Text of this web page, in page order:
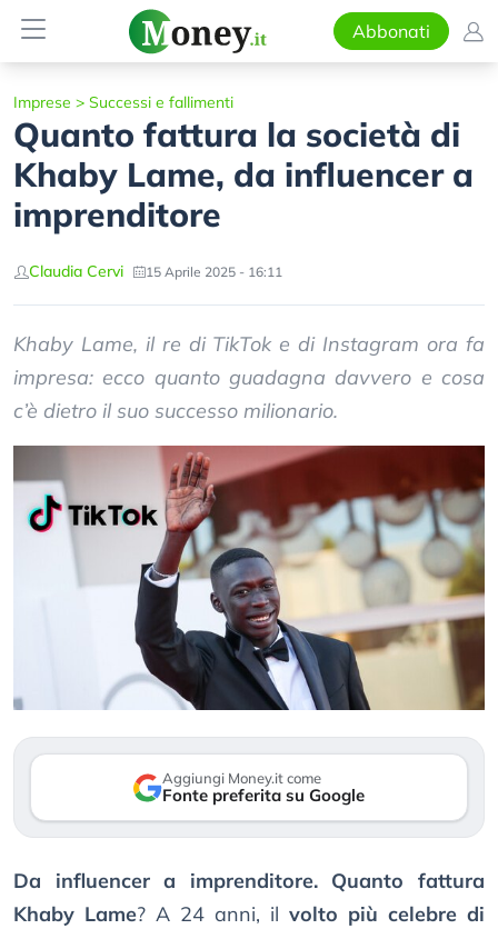
Abbonati
Imprese > Successi e fallimenti
Quanto fattura la società di
Khaby Lame, da influencer a
imprenditore
Claudia Cervi 15 Aprile 2025 - 16:11
Khaby Lame, il re di TikTok e di Instagram ora fa
impresa: ecco quanto guadagna davvero e cosa
c’è dietro il suo successo milionario.
Aggiungi Money.it come
Fonte preferita su Google
Da influencer a imprenditore. Quanto fattura
Khaby Lame? A 24 anni, il volto più celebre di